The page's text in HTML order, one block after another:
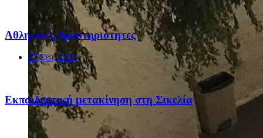
Αθλητικές δραστηριότητες
27 Σεπ, 2024
Eκπαιδευτική μετακίνηση στη Σικελία